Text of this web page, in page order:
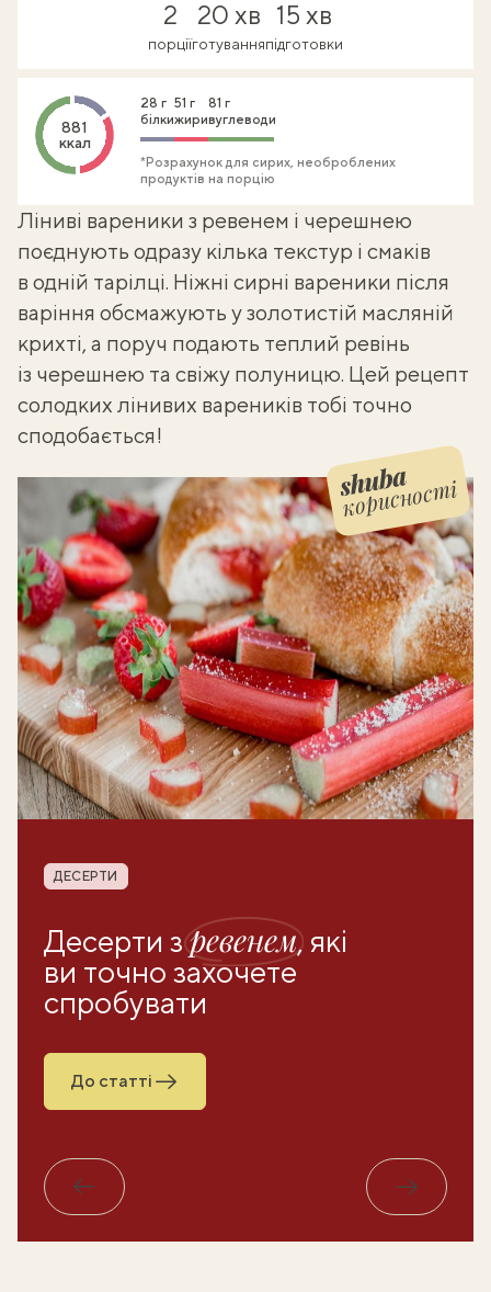
2
порції
20 хв
готування
15 хв
підготовки
881
ккал
28 г
білки
51 г
жири
81 г
вуглеводи
*Розрахунок для сирих, необроблених
продуктів на порцію
Ліниві вареники з ревенем і черешнею
поєднують одразу кілька текстур і смаків
в одній тарілці. Ніжні сирні вареники після
варіння обсмажують у золотистій масляній
крихті, а поруч подають теплий ревінь
із черешнею та свіжу полуницю. Цей рецепт
солодких лінивих вареників тобі точно
сподобається!
корисності
Shuba корисності
Рубрика
ДЕСЕРТИ
Десерти зревенем, які
ви точно захочете
спробувати
До статті
Назад Вперед